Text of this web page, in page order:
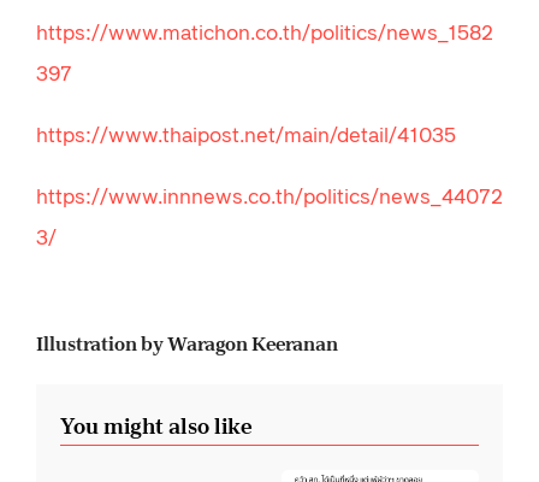
https://www.matichon.co.th/politics/news_1582
397
https://www.thaipost.net/main/detail/41035
https://www.innnews.co.th/politics/news_44072
3/
Illustration by Waragon Keeranan
You might also like